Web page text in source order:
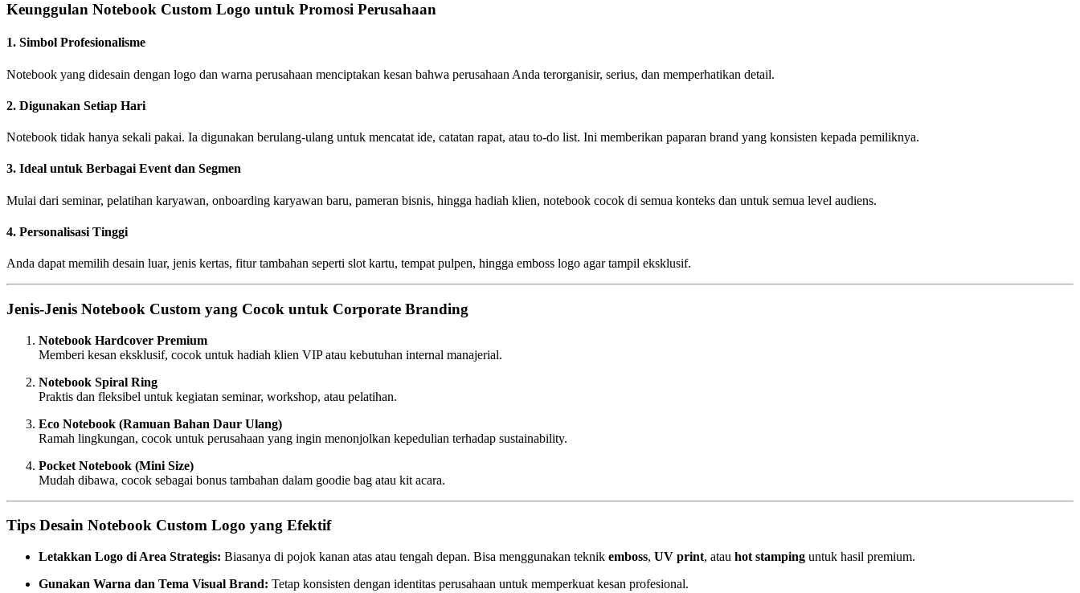
Keunggulan Notebook Custom Logo untuk Promosi Perusahaan
1. Simbol Profesionalisme
Notebook yang didesain dengan logo dan warna perusahaan menciptakan kesan bahwa perusahaan Anda terorganisir, serius, dan memperhatikan detail.
2. Digunakan Setiap Hari
Notebook tidak hanya sekali pakai. Ia digunakan berulang-ulang untuk mencatat ide, catatan rapat, atau to-do list. Ini memberikan paparan brand yang konsisten kepada pemiliknya.
3. Ideal untuk Berbagai Event dan Segmen
Mulai dari seminar, pelatihan karyawan, onboarding karyawan baru, pameran bisnis, hingga hadiah klien, notebook cocok di semua konteks dan untuk semua level audiens.
4. Personalisasi Tinggi
Anda dapat memilih desain luar, jenis kertas, fitur tambahan seperti slot kartu, tempat pulpen, hingga emboss logo agar tampil eksklusif.
Jenis-Jenis Notebook Custom yang Cocok untuk Corporate Branding
Notebook Hardcover Premium
Memberi kesan eksklusif, cocok untuk hadiah klien VIP atau kebutuhan internal manajerial.
Notebook Spiral Ring
Praktis dan fleksibel untuk kegiatan seminar, workshop, atau pelatihan.
Eco Notebook (Ramuan Bahan Daur Ulang)
Ramah lingkungan, cocok untuk perusahaan yang ingin menonjolkan kepedulian terhadap sustainability.
Pocket Notebook (Mini Size)
Mudah dibawa, cocok sebagai bonus tambahan dalam goodie bag atau kit acara.
Tips Desain Notebook Custom Logo yang Efektif
Letakkan Logo di Area Strategis: Biasanya di pojok kanan atas atau tengah depan. Bisa menggunakan teknik emboss, UV print, atau hot stamping untuk hasil premium.
Gunakan Warna dan Tema Visual Brand: Tetap konsisten dengan identitas perusahaan untuk memperkuat kesan profesional.